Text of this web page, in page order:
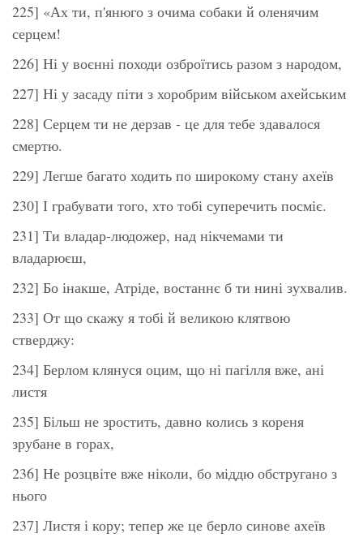
225] «Ах ти, п'янюго з очима собаки й оленячим
серцем!
226] Ні у воєнні походи озброїтись разом з народом,
227] Ні у засаду піти з хоробрим військом ахейським
228] Серцем ти не дерзав - це для тебе здавалося
смертю.
229] Легше багато ходить по широкому стану ахеїв
230] І грабувати того, хто тобі суперечить посміє.
231] Ти владар-людожер, над нікчемами ти
владарюєш,
232] Бо інакше, Атріде, востаннє б ти нині зухвалив.
233] От що скажу я тобі й великою клятвою
стверджу:
234] Берлом клянуся оцим, що ні пагілля вже, ані
листя
235] Більш не зростить, давно колись з кореня
зрубане в горах,
236] Не розцвіте вже ніколи, бо міддю обстругано з
нього
237] Листя і кору; тепер же це берло синове ахеїв